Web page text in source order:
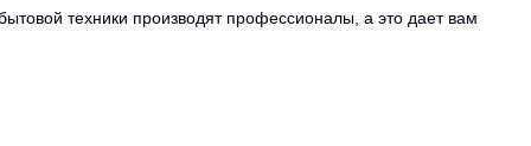
техники производят профессионалы, а это дает вам